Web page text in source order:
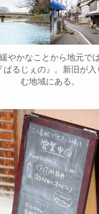
やかなことから地元で
ぱるじぇの』。新旧が
む地域にある。